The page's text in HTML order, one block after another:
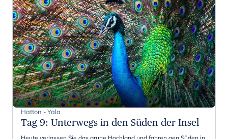
Hatton - Yala
Tag 9: Unterwegs in den Süden der Insel